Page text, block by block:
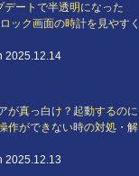
デートで半透明になった
ック画面の時計を見やすく
2025.12.14
が真っ白け？起動するのに
作ができない時の対処・解
2025.12.13